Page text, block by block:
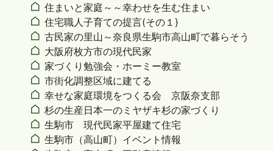
住まいと家庭～～幸わせを生む住まい
住宅職人子育ての提言(その１}
古民家の里山～奈良県生駒市高山町で暮らそう
大阪府枚方市の現代民家
家づくり勉強会・ホーミー教室
市街化調整区域に建てる
幸せな家庭環境をつくる会 京阪奈支部
杉の生産日本一のミヤザキ杉の家づくり
生駒市 現代民家平屋建て住宅
生駒市（高山町）イベント情報